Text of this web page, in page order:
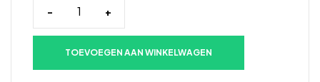
- +
TOEVOEGEN AAN WINKELWAGEN